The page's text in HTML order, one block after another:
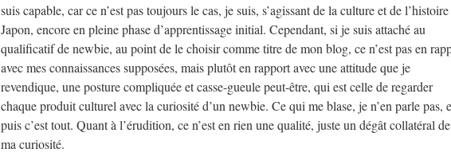
suis capable, car ce n’est pas toujours le cas, je suis, s’agissant de la culture et de
Japon, encore en pleine phase d’apprentissage initial. Cependant, si je suis attaché au
qualificatif de newbie, au point de le choisir comme titre de mon blog, ce n’est pas en
avec mes connaissances supposées, mais plutôt en rapport avec une attitude que je
revendique, une posture compliquée et casse-gueule peut-être, qui est celle de regarder
chaque produit culturel avec la curiosité d’un newbie. Ce qui me blase, je n’en parle pas,
puis c’est tout. Quant à l’érudition, ce n’est en rien une qualité, juste un dégât collatéral de
ma curiosité.